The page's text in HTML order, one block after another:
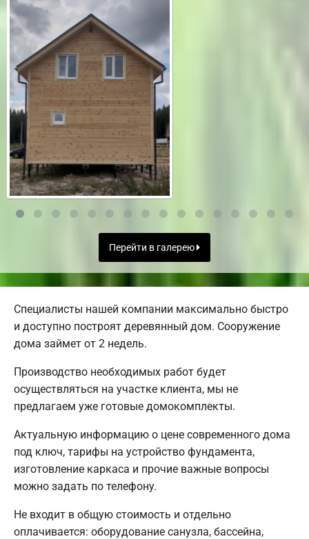
Перейти в галерею
Специалисты нашей компании максимально быстро
и доступно построят деревянный дом. Сооружение
дома займет от 2 недель.
Производство необходимых работ будет
осуществляться на участке клиента, мы не
предлагаем уже готовые домокомплекты.
Актуальную информацию о цене современного дома
под ключ, тарифы на устройство фундамента,
изготовление каркаса и прочие важные вопросы
можно задать по телефону.
Не входит в общую стоимость и отдельно
оплачивается: оборудование санузла, бассейна,